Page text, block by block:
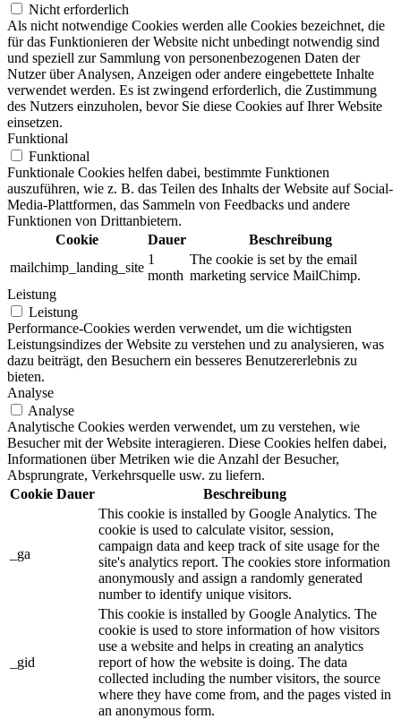
Nicht erforderlich
Als nicht notwendige Cookies werden alle Cookies bezeichnet, die
für das Funktionieren der Website nicht unbedingt notwendig sind
und speziell zur Sammlung von personenbezogenen Daten der
Nutzer über Analysen, Anzeigen oder andere eingebettete Inhalte
verwendet werden. Es ist zwingend erforderlich, die Zustimmung
des Nutzers einzuholen, bevor Sie diese Cookies auf Ihrer Website
einsetzen.
Funktional
Funktional
Funktionale Cookies helfen dabei, bestimmte Funktionen
auszuführen, wie z. B. das Teilen des Inhalts der Website auf Social-
Media-Plattformen, das Sammeln von Feedbacks und andere
Funktionen von Drittanbietern.
Cookie
Dauer
Beschreibung
mailchimp_landing_site
1
month
The cookie is set by the email
marketing service MailChimp.
Leistung
Leistung
Performance-Cookies werden verwendet, um die wichtigsten
Leistungsindizes der Website zu verstehen und zu analysieren, was
dazu beiträgt, den Besuchern ein besseres Benutzererlebnis zu
bieten.
Analyse
Analyse
Analytische Cookies werden verwendet, um zu verstehen, wie
Besucher mit der Website interagieren. Diese Cookies helfen dabei,
Informationen über Metriken wie die Anzahl der Besucher,
Absprungrate, Verkehrsquelle usw. zu liefern.
Cookie Dauer Beschreibung
_ga
This cookie is installed by Google Analytics. The
cookie is used to calculate visitor, session,
campaign data and keep track of site usage for the
site's analytics report. The cookies store information
anonymously and assign a randomly generated
number to identify unique visitors.
_gid
This cookie is installed by Google Analytics. The
cookie is used to store information of how visitors
use a website and helps in creating an analytics
report of how the website is doing. The data
collected including the number visitors, the source
where they have come from, and the pages visted in
an anonymous form.